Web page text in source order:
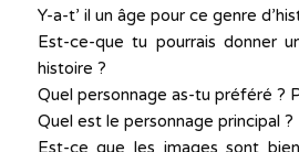
Y-a-t’ il un âge pour ce genre
Est-ce-que tu pourrais donner
histoire ?
Quel personnage as-tu préféré ?
Quel est le personnage principal ?
Est-ce que les images sont